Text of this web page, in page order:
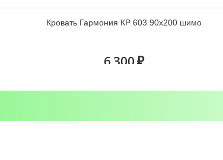
Кровать Гармония КР 603 90х200 шимо
6 300 ₽